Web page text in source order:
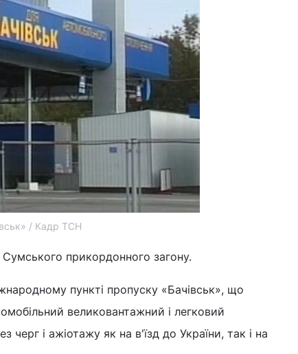
/ Кадр ТСН
прикордонного загону.
пункті пропуску «Бачівськ», що
великовантажний і легковий
і ажіотажу як на в'їзд до України, так і на